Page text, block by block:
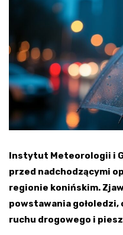
Instytut Meteorologii i
przed nadchodzącymi
regionie konińskim.
powstawania
ruchu drogowego i